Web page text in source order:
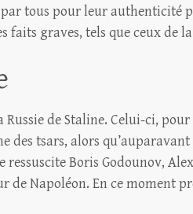
par tous pour leur authenticité
faits graves, tels que ceux de
Russie de Staline. Celui-ci,
des tsars, alors
Boris Godounov,
Napoléon. En ce moment